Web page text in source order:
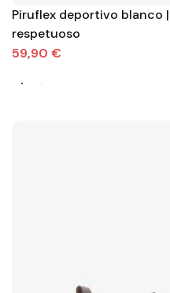
Piruflex deportivo blanco
respetuoso
59,90 €